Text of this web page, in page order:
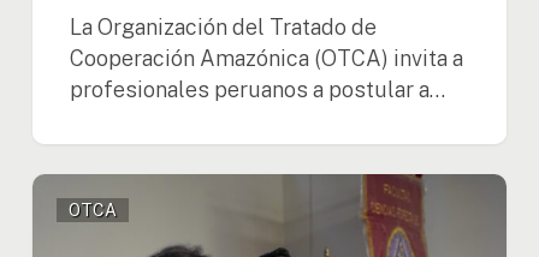
La Organización del Tratado de
Cooperación Amazónica (OTCA) invita a
profesionales peruanos a postular a…
OTCA
promueve
OTCA